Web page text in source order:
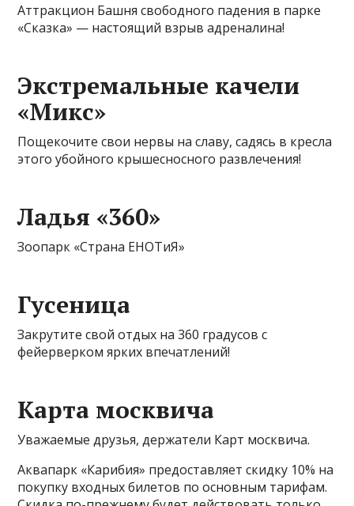
Аттракцион Башня свободного падения в парке
«Сказка» — настоящий взрыв адреналина!
Экстремальные качели
«Микс»
Пощекочите свои нервы на славу, садясь в кресла
этого убойного крышесносного развлечения!
Ладья «360»
Зоопарк «Страна ЕНОТиЯ»
Гусеница
Закрутите свой отдых на 360 градусов с
фейерверком ярких впечатлений!
Карта москвича
Уважаемые друзья, держатели Карт москвича.
Аквапарк «Карибия» предоставляет скидку 10% на
покупку входных билетов по основным тарифам.